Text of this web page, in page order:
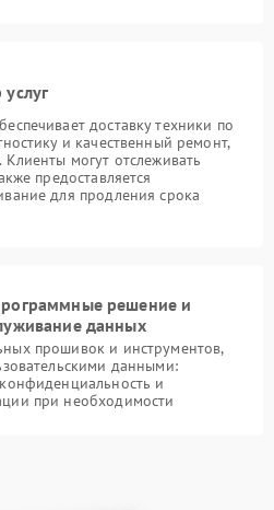
доставку техники по
и качественный ремонт,
могут отслеживать
предоставляется
для продления срока
решение и
данных
прошивок и инструментов,
данными:
и
при необходимости